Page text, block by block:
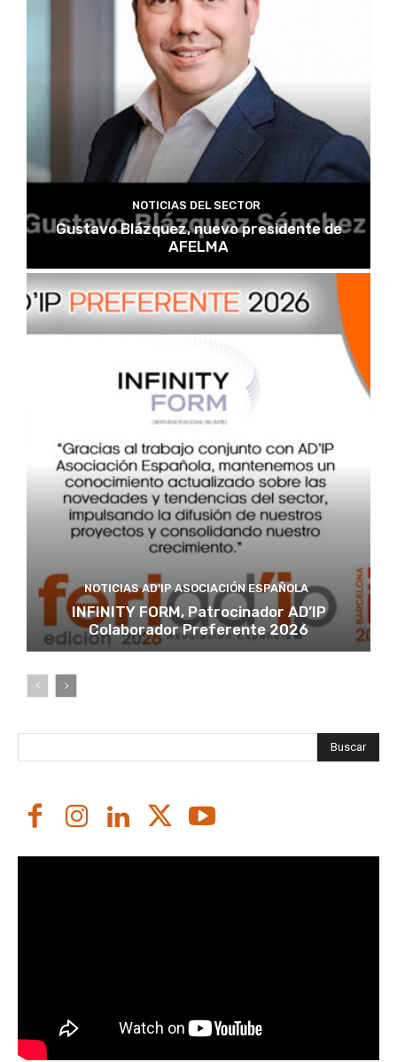
NOTICIAS DEL SECTOR
Gustavo Blázquez, nuevo presidente de
AFELMA
NOTICIAS AD'IP ASOCIACIÓN ESPAÑOLA
INFINITY FORM, Patrocinador AD’IP
Colaborador Preferente 2026
Buscar